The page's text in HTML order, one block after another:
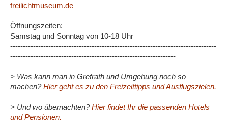
freilichtmuseum.de
Öffnungszeiten:
Samstag und Sonntag von 10-18 Uhr
---------------------------------------------------------------------------------
-----------------------------------------------------------------
> Was kann man in Grefrath und Umgebung noch so
machen?Hier geht es zu den Freizeittipps und Ausflugszielen.
> Und wo übernachten?Hier findet Ihr die passenden Hotels
und Pensionen.